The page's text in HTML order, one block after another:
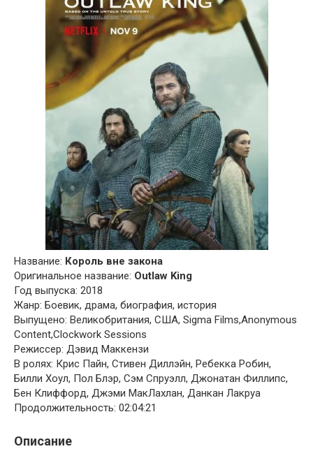
Название: Король вне закона
Оригинальное название: Outlaw King
Год выпуска: 2018
Жанр: Боевик, драма, биография, история
Выпущено: Великобритания, США, Sigma Films,Anonymous
Content,Clockwork Sessions
Режиссер: Дэвид Маккензи
В ролях: Крис Пайн, Стивен Диллэйн, Ребекка Робин,
Билли Хоул, Пол Блэр, Сэм Спруэлл, Джонатан Филлипс,
Бен Клиффорд, Джэми МакЛахлан, Данкан Лакруа
Продолжительность: 02:04:21
Описание